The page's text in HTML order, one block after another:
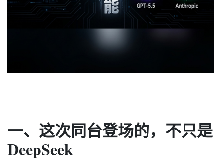
一、这次同台登场的，不只是
DeepSeek